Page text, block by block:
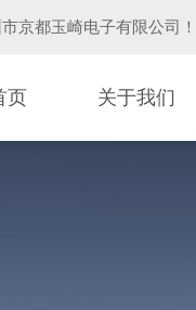
京都玉崎电子有限公司 ！
页 关于我们